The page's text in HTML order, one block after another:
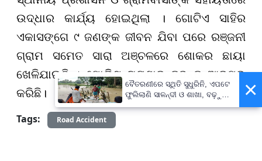
ଉଦ୍ଧାର କାର୍ଯ୍ୟ ହୋଇଥିଲା । ଗୋଟିଏ ସାହିର
ଏକାସଙ୍ଗେ ୯ ଜଣଙ୍କ ଜୀବନ ଯିବା ପରେ ରଞ୍ଜନୀ
ଗ୍ରାମ ସମେତ ସାରା ଅଞ୍ଚଳରେ ଶୋକର ଛାୟା
ଖେଳିଯାଇଛି । ପୋଲିସ ଘଟଣାର ତଦନ୍ତ ଆରମ୍ଭ
କରିଛି।
Tags:
Road Accident
×
ବୈତରଣୀରେ ସ୍ଥିତି ସୁଧୁରିନି, ଏପଟେ
ଫୁଲିଲାଣି ସାଳନ୍ଦୀ ଓ ଶାଖା, ବଢ଼ୁଛି
ବନ୍ୟା ଭୟ